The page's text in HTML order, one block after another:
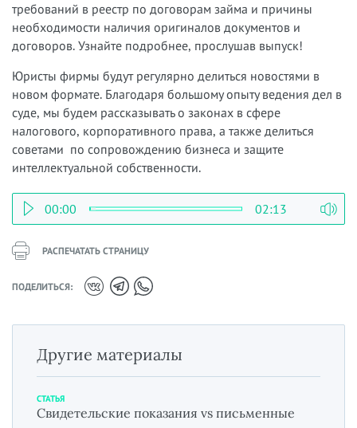
требований в реестр по договорам займа и причины
необходимости наличия оригиналов документов и
договоров. Узнайте подробнее, прослушав выпуск!
Юристы фирмы будут регулярно делиться новостями в
новом формате. Благодаря большому опыту ведения дел в
суде, мы будем рассказывать о законах в сфере
налогового, корпоративного права, а также делиться
советами по сопровождению бизнеса и защите
интеллектуальной собственности.
00:00 02:13
РАСПЕЧАТАТЬ СТРАНИЦУ
ПОДЕЛИТЬСЯ:
Другие материалы
СТАТЬЯ
Свидетельские показания vs письменные